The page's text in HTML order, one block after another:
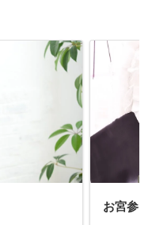
お宮参り